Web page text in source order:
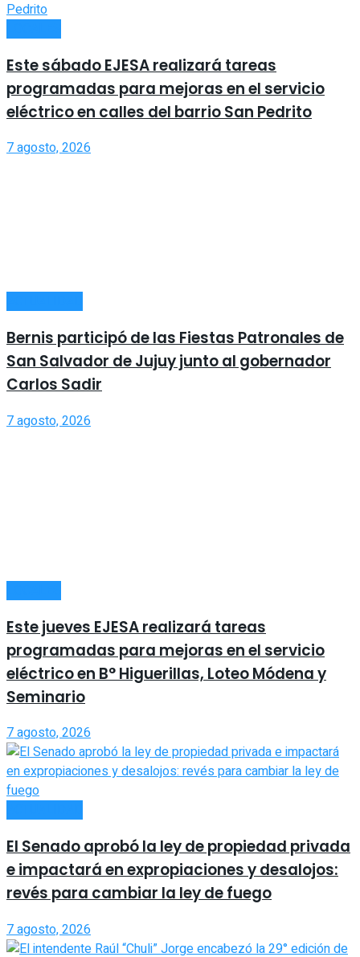
Este sábado EJESA realizará tareas
programadas para mejoras en el servicio
eléctrico en calles del barrio San Pedrito
7 agosto, 2026
Bernis participó de las Fiestas Patronales de
San Salvador de Jujuy junto al gobernador
Carlos Sadir
7 agosto, 2026
Este jueves EJESA realizará tareas
programadas para mejoras en el servicio
eléctrico en B° Higuerillas, Loteo Módena y
Seminario
7 agosto, 2026
El Senado aprobó la ley de propiedad privada
e impactará en expropiaciones y desalojos:
revés para cambiar la ley de fuego
7 agosto, 2026